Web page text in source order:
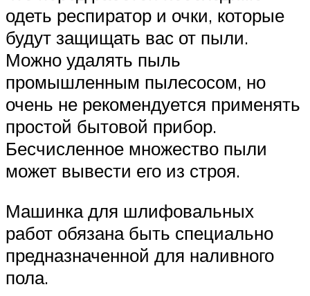
одеть респиратор и очки, которые
будут защищать вас от пыли.
Можно удалять пыль
промышленным пылесосом, но
очень не рекомендуется применять
простой бытовой прибор.
Бесчисленное множество пыли
может вывести его из строя.
Машинка для шлифовальных
работ обязана быть специально
предназначенной для наливного
пола.